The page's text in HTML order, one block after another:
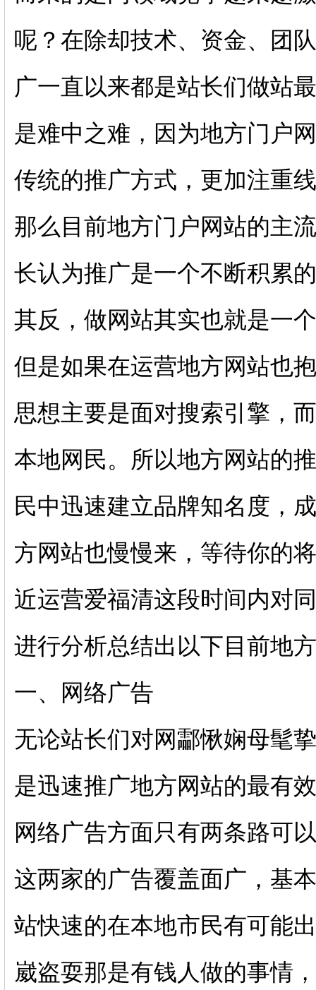
呢？在除却技术、资金、团
广一直以来都是站长们做站
是难中之难，因为地方门户
传统的推广方式，更加注重
那么目前地方门户网站的主
长认为推广是一个不断积累
其反，做网站其实也就是一
但是如果在运营地方网站也
思想主要是面对搜索引擎，
本地网民。所以地方网站的
民中迅速建立品牌知名度，
方网站也慢慢来，等待你的
近运营爱福清这段时间内对
进行分析总结出以下目前地
一、网络广告
无论站长们对网酃愀娴母髦
是迅速推广地方网站的最有
网络广告方面只有两条路可
这两家的广告覆盖面广，基
站快速的在本地市民有可能
崴盗耍那是有钱人做的事情